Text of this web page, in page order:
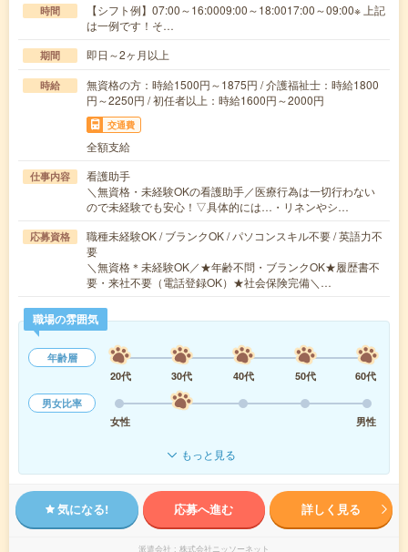
時間
【シフト例】07:00～16:0009:00～18:0017:00～09:00※ 上記
は一例です！そ…
期間 即日～2ヶ月以上
時給
無資格の方：時給1500円～1875円 / 介護福祉士：時給1800
円～2250円 / 初任者以上：時給1600円～2000円
交通費
全額支給
仕事内容
看護助手
＼無資格・未経験OKの看護助手／医療行為は一切行わない
ので未経験でも安心！▽具体的には…・リネンやシ…
応募資格
職種未経験OK / ブランクOK / パソコンスキル不要 / 英語力不
要
＼無資格＊未経験OK／★年齢不問・ブランクOK★履歴書不
要・来社不要（電話登録OK）★社会保険完備＼…
職場の雰囲気
年齢層
20代
30代 40代 50代
60代
男女比率
女性
男性
もっと見る
気になる! 応募へ進む 詳しく見る
派遣会社 株式会社ニッソーネット